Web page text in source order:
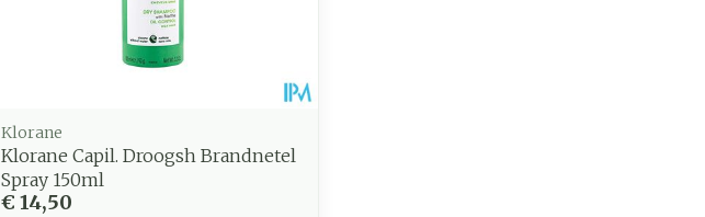
Klorane
Klorane Capil. Droogsh Brandnetel
Spray 150ml
€ 14,50